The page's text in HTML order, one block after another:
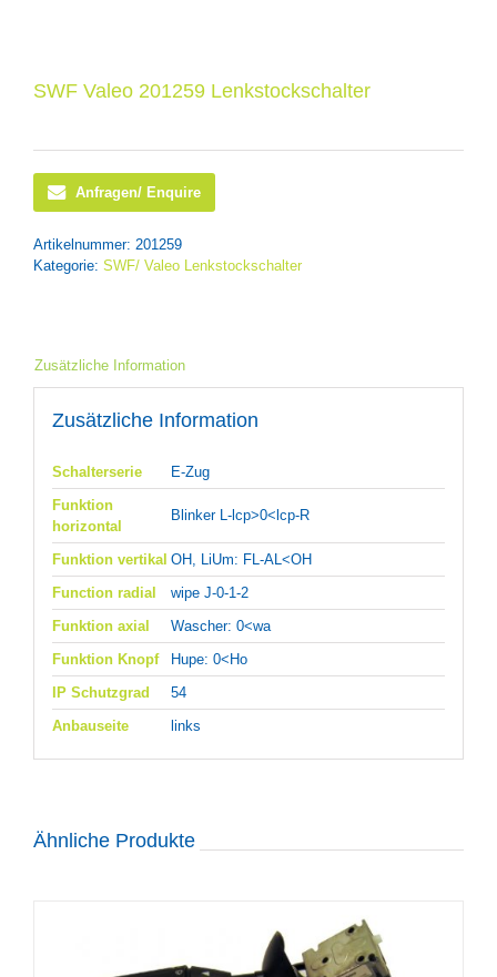
SWF Valeo 201259 Lenkstockschalter
Anfragen/ Enquire
Artikelnummer: 201259
Kategorie: SWF/ Valeo Lenkstockschalter
Zusätzliche Information
Zusätzliche Information
Schalterserie
E-Zug
Funktion
horizontal
Blinker L-lcp>0<lcp-R
Funktion vertikal OH, LiUm: FL-AL<OH
Function radial
wipe J-0-1-2
Funktion axial
Wascher: 0<wa
Funktion Knopf
Hupe: 0<Ho
IP Schutzgrad
54
Anbauseite
links
Ähnliche Produkte